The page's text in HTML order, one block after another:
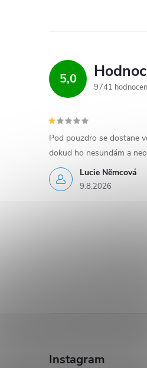
5,0
9741
Lucie Nĕmcová
9.8.2026
Pod pouzdro se dostane
dokud ho nesundám a
Instagram